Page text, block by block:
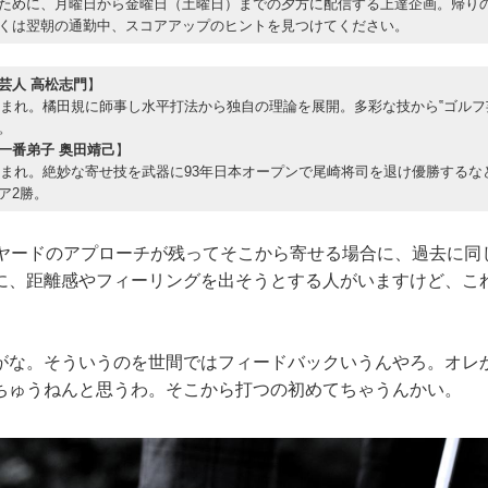
めに、月曜日から金曜日（土曜日）までの夕方に配信する上達企画。帰り
は翌朝の通勤中、スコアアップのヒントを見つけてください。
人 高松志門 】
れ。橘田規に師事し水平打法から独自の理論を展開。多彩な技から‟ゴルフ
番弟子 奥田靖己 】
れ。絶妙な寄せ技を武器に93年日本オープンで尾崎将司を退け優勝するな
2勝。
ドのアプローチが残ってそこから寄せる場合に、過去に同
、距離感やフィーリングを出そうとする人がいますけど、こ
。そういうのを世間ではフィードバックいうんやろ。オレ
うねんと思うわ。そこから打つの初めてちゃうんかい。